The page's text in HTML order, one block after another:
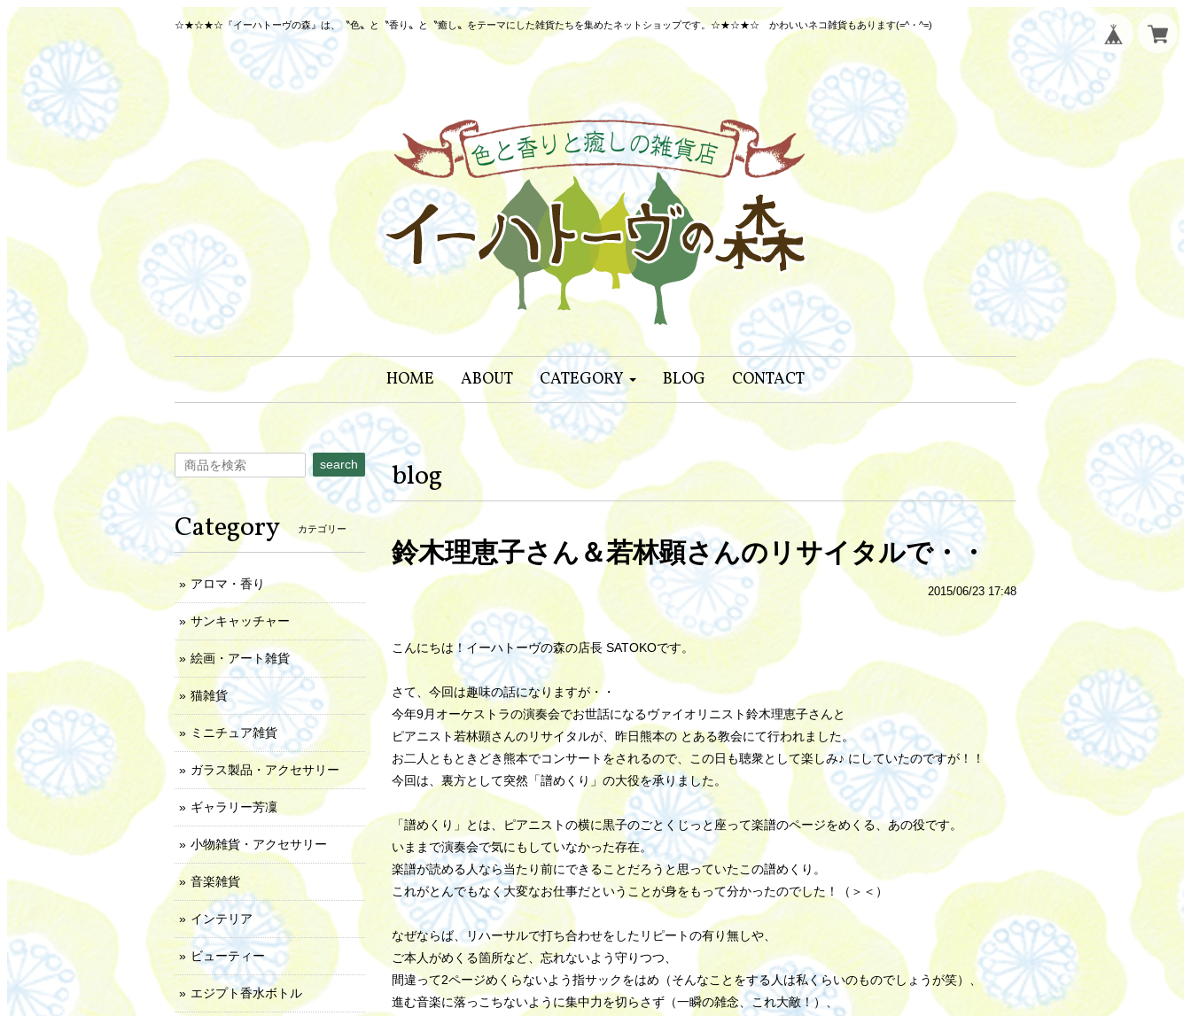
☆★☆★☆『イーハトーヴの森』は、〝色〟と〝香り〟と〝癒し〟をテーマにした雑貨たちを集めたネットショップです。☆★☆★☆ かわいいネコ雑貨もあります(=^・^=)
HOME ABOUT CATEGORY BLOG CONTACT
blog
鈴木理恵子さん＆若林顕さんのリサイタルで・・
2015/06/23 17:48
こんにちは！イーハトーヴの森の店長 SATOKOです。
さて、今回は趣味の話になりますが・・
今年9月オーケストラの演奏会でお世話になるヴァイオリニスト鈴木理恵子さんと
ピアニスト若林顕さんのリサイタルが、昨日熊本の とある教会にて行われました。
お二人ともときどき熊本でコンサートをされるので、この日も聴衆として楽しみ♪ にしていたのですが！！
今回は、裏方として突然「譜めくり」の大役を承りました。
「譜めくり」とは、ピアニストの横に黒子のごとくじっと座って楽譜のページをめくる、あの役です。
いままで演奏会で気にもしていなかった存在。
楽譜が読める人なら当たり前にできることだろうと思っていたこの譜めくり。
これがとんでもなく大変なお仕事だということが身をもって分かったのでした！（＞＜）
なぜならば、リハーサルで打ち合わせをしたリピートの有り無しや、
ご本人がめくる箇所など、忘れないよう守りつつ、
間違って2ページめくらないよう指サックをはめ（そんなことをする人は私くらいのものでしょうが笑）、
進む音楽に落っこちないように集中力を切らさず（一瞬の雑念、これ大敵！）、
search
Category カテゴリー
アロマ・香り
サンキャッチャー
絵画・アート雑貨
猫雑貨
ミニチュア雑貨
ガラス製品・アクセサリー
ギャラリー芳凜
小物雑貨・アクセサリー
音楽雑貨
インテリア
ビューティー
エジプト香水ボトル